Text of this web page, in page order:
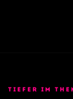
TIEFER IM